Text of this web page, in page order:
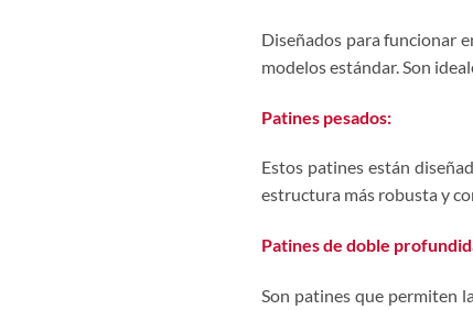
Diseñados para funcionar
modelos estándar. Son
Patines pesados:
Estos patines están
estructura más robusta y
Patines de doble
Son patines que permiten